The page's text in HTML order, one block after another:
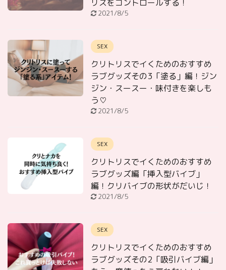
リスをコントロールする！
2021/8/5
SEX
クリトリスでイくためのおすすめ
ラブグッズその3「塗る」編！ジン
ジン・スースー・味付きを楽しも
う♡
2021/8/5
SEX
クリトリスでイくためのおすすめ
ラブグッズ編「挿入型バイブ」
編！クリバイブの形状がだいじ！
2021/8/5
SEX
クリトリスでイくためのおすすめ
ラブグッズその2「吸引バイブ編」